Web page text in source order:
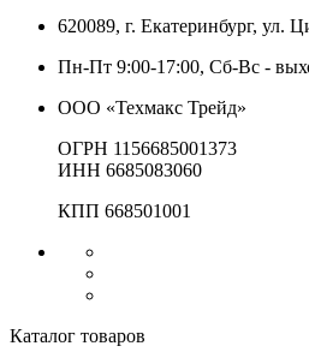
620089, г. Екатеринбург, ул.
Пн-Пт 9:00-17:00, Сб-Вс -
ООО «Техмакс Трейд»
ОГРН 1156685001373
ИНН 6685083060
КПП 668501001
Каталог товаров